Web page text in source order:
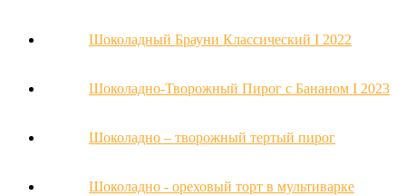
Шоколадный Брауни Классический Ι 2022
Шоколадно-Творожный Пирог с Бананом Ι 2023
Шоколадно – творожный тертый пирог
Шоколадно - ореховый торт в мультиварке